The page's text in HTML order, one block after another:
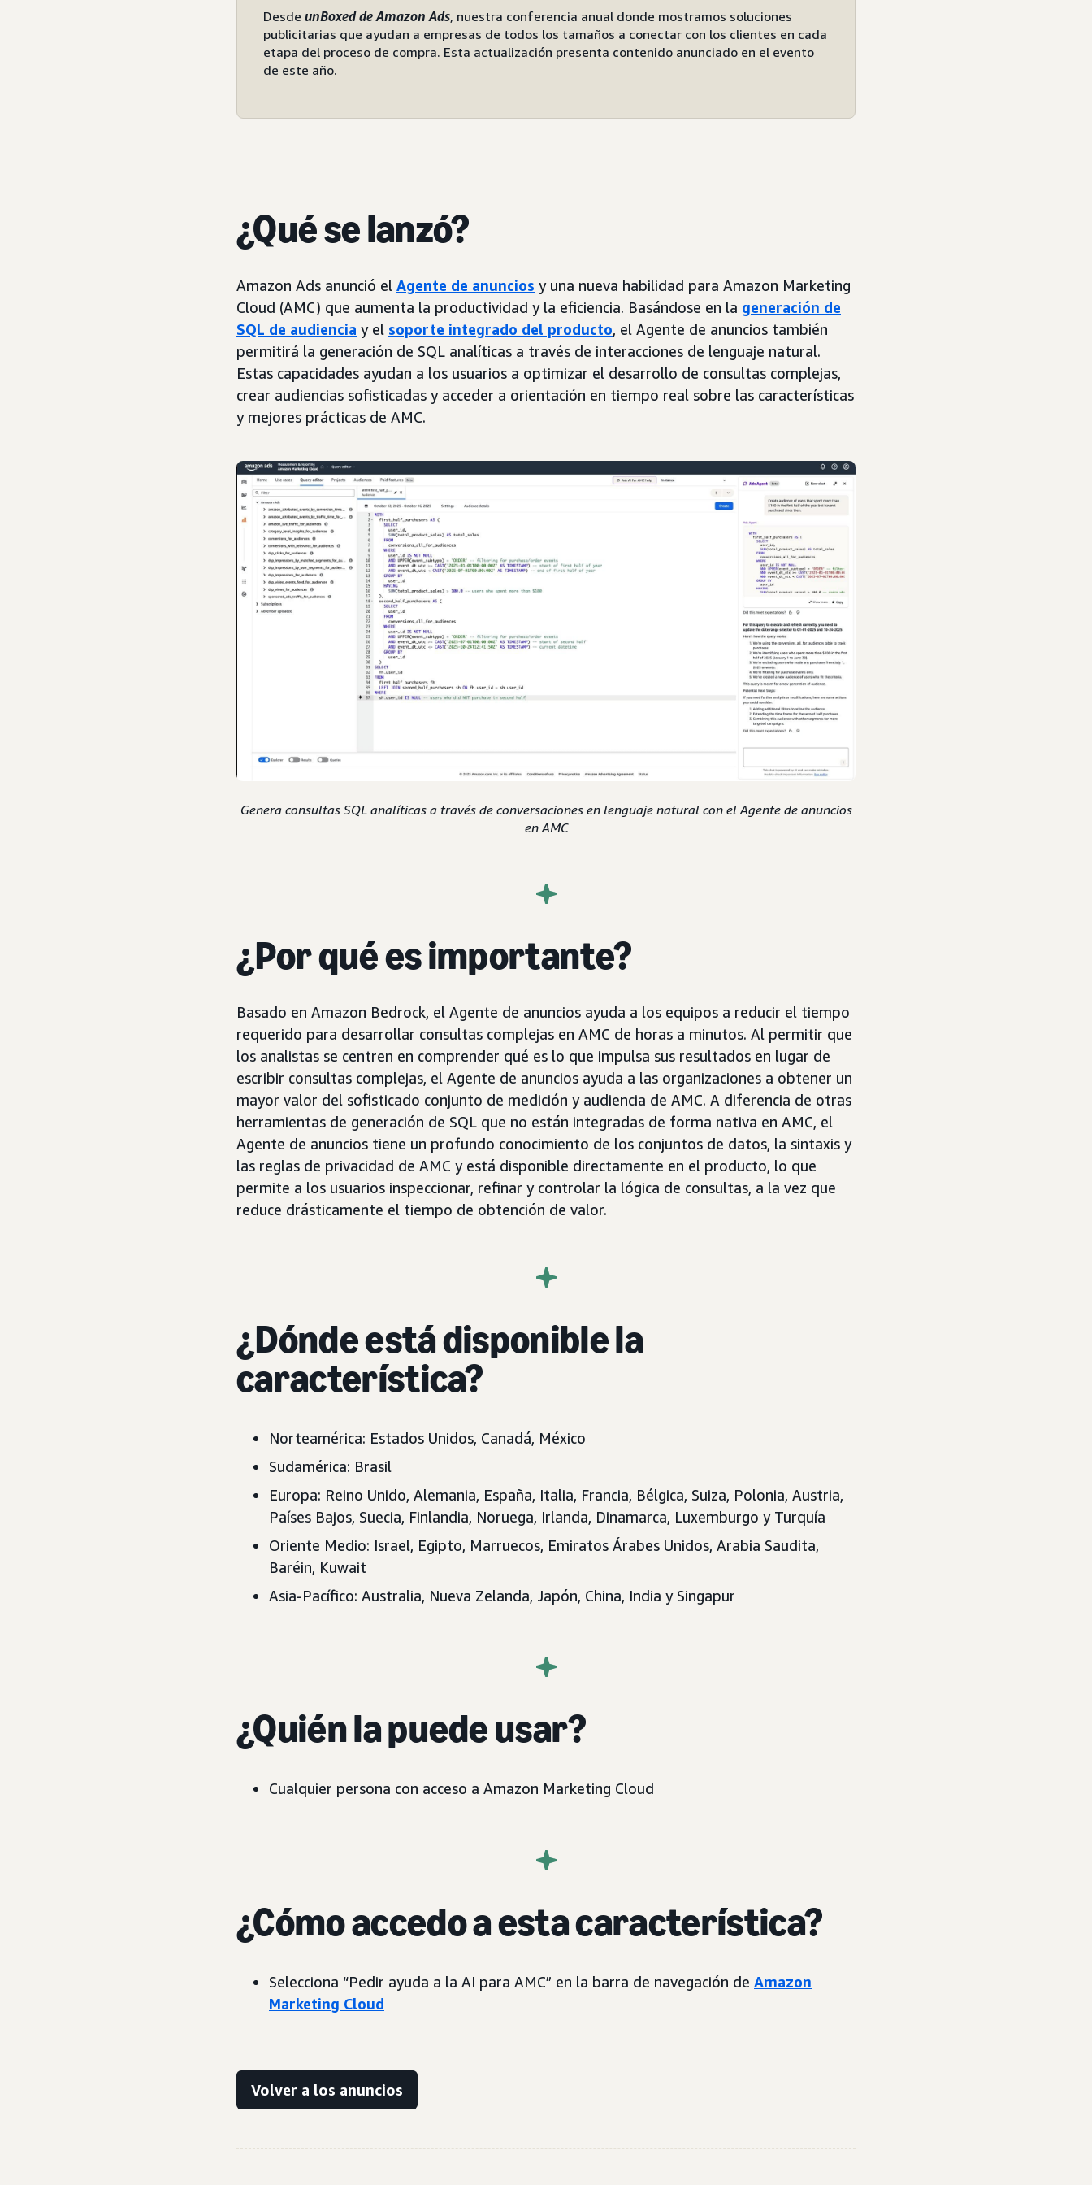
Desde unBoxed de Amazon Ads, nuestra conferencia anual donde mostramos soluciones
publicitarias que ayudan a empresas de todos los tamaños a conectar con los clientes en cada
etapa del proceso de compra. Esta actualización presenta contenido anunciado en el evento
de este año.
¿Qué se lanzó?
Amazon Ads anunció el Agente de anuncios y una nueva habilidad para Amazon Marketing
Cloud (AMC) que aumenta la productividad y la eficiencia. Basándose en la generación de
SQL de audiencia y el soporte integrado del producto, el Agente de anuncios también
permitirá la generación de SQL analíticas a través de interacciones de lenguaje natural.
Estas capacidades ayudan a los usuarios a optimizar el desarrollo de consultas complejas,
crear audiencias sofisticadas y acceder a orientación en tiempo real sobre las características
y mejores prácticas de AMC.
Genera consultas SQL analíticas a través de conversaciones en lenguaje natural con el Agente de anuncios
en AMC
¿Por qué es importante?
Basado en Amazon Bedrock, el Agente de anuncios ayuda a los equipos a reducir el tiempo
requerido para desarrollar consultas complejas en AMC de horas a minutos. Al permitir que
los analistas se centren en comprender qué es lo que impulsa sus resultados en lugar de
escribir consultas complejas, el Agente de anuncios ayuda a las organizaciones a obtener un
mayor valor del sofisticado conjunto de medición y audiencia de AMC. A diferencia de otras
herramientas de generación de SQL que no están integradas de forma nativa en AMC, el
Agente de anuncios tiene un profundo conocimiento de los conjuntos de datos, la sintaxis y
las reglas de privacidad de AMC y está disponible directamente en el producto, lo que
permite a los usuarios inspeccionar, refinar y controlar la lógica de consultas, a la vez que
reduce drásticamente el tiempo de obtención de valor.
¿Dónde está disponible la
característica?
Norteamérica: Estados Unidos, Canadá, México
Sudamérica: Brasil
Europa: Reino Unido, Alemania, España, Italia, Francia, Bélgica, Suiza, Polonia, Austria,
Países Bajos, Suecia, Finlandia, Noruega, Irlanda, Dinamarca, Luxemburgo y Turquía
Oriente Medio: Israel, Egipto, Marruecos, Emiratos Árabes Unidos, Arabia Saudita,
Baréin, Kuwait
Asia-Pacífico: Australia, Nueva Zelanda, Japón, China, India y Singapur
¿Quién la puede usar?
Cualquier persona con acceso a Amazon Marketing Cloud
¿Cómo accedo a esta característica?
Selecciona “Pedir ayuda a la AI para AMC” en la barra de navegación de Amazon
Marketing Cloud
Volver a los anuncios